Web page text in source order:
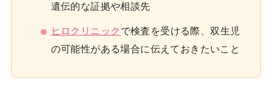
遺伝的な証拠や相談先
ヒロクリニック で検査を受ける際、双生児
の可能性がある場合に伝えておきたいこと